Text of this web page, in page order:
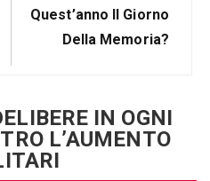
Post
Quest’anno Il Giorno
Della Memoria?
IN OGNI
L’AUMENTO